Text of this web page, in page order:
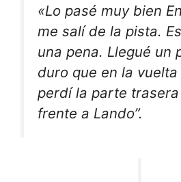
«Lo pasé muy bien
me salí de la pista.
una pena. Llegué un
duro que en la
perdí la parte
frente a Lando”.